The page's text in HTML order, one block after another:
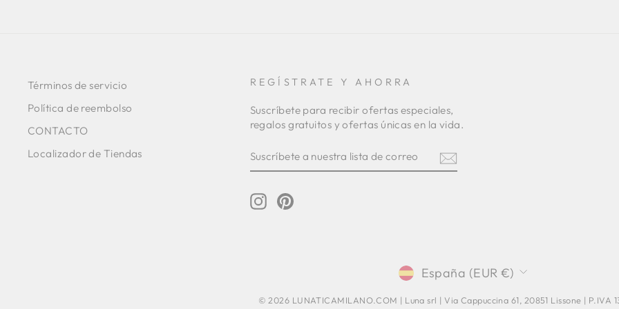
Términos de servicio
Política de reembolso
CONTACTO
Localizador de Tiendas
REGÍSTRATE Y AHORRA
Suscríbete para recibir ofertas especiales,
regalos gratuitos y ofertas únicas en la vida.
A
NUESTRA
DE
CORREO
InstagramPinterest
MONEDA
España (EUR €)
© 2026 LUNATICAMILANO.COM | Luna srl | Via Cappuccina 61, 20851 Lissone | P.IVA